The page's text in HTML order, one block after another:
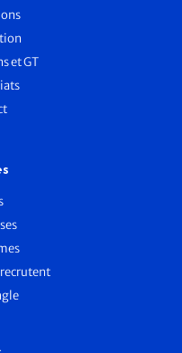
et GT